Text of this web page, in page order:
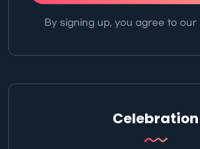
By signing up, you agree to our
Celebration